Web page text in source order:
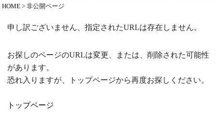
HOME >非公開ページ
申し訳ございません、指定されたURLは存在しません。
お探しのページのURLは変更、または、削除された可能性
があります。
恐れ入りますが、トップページから再度お探しください。
トップページ